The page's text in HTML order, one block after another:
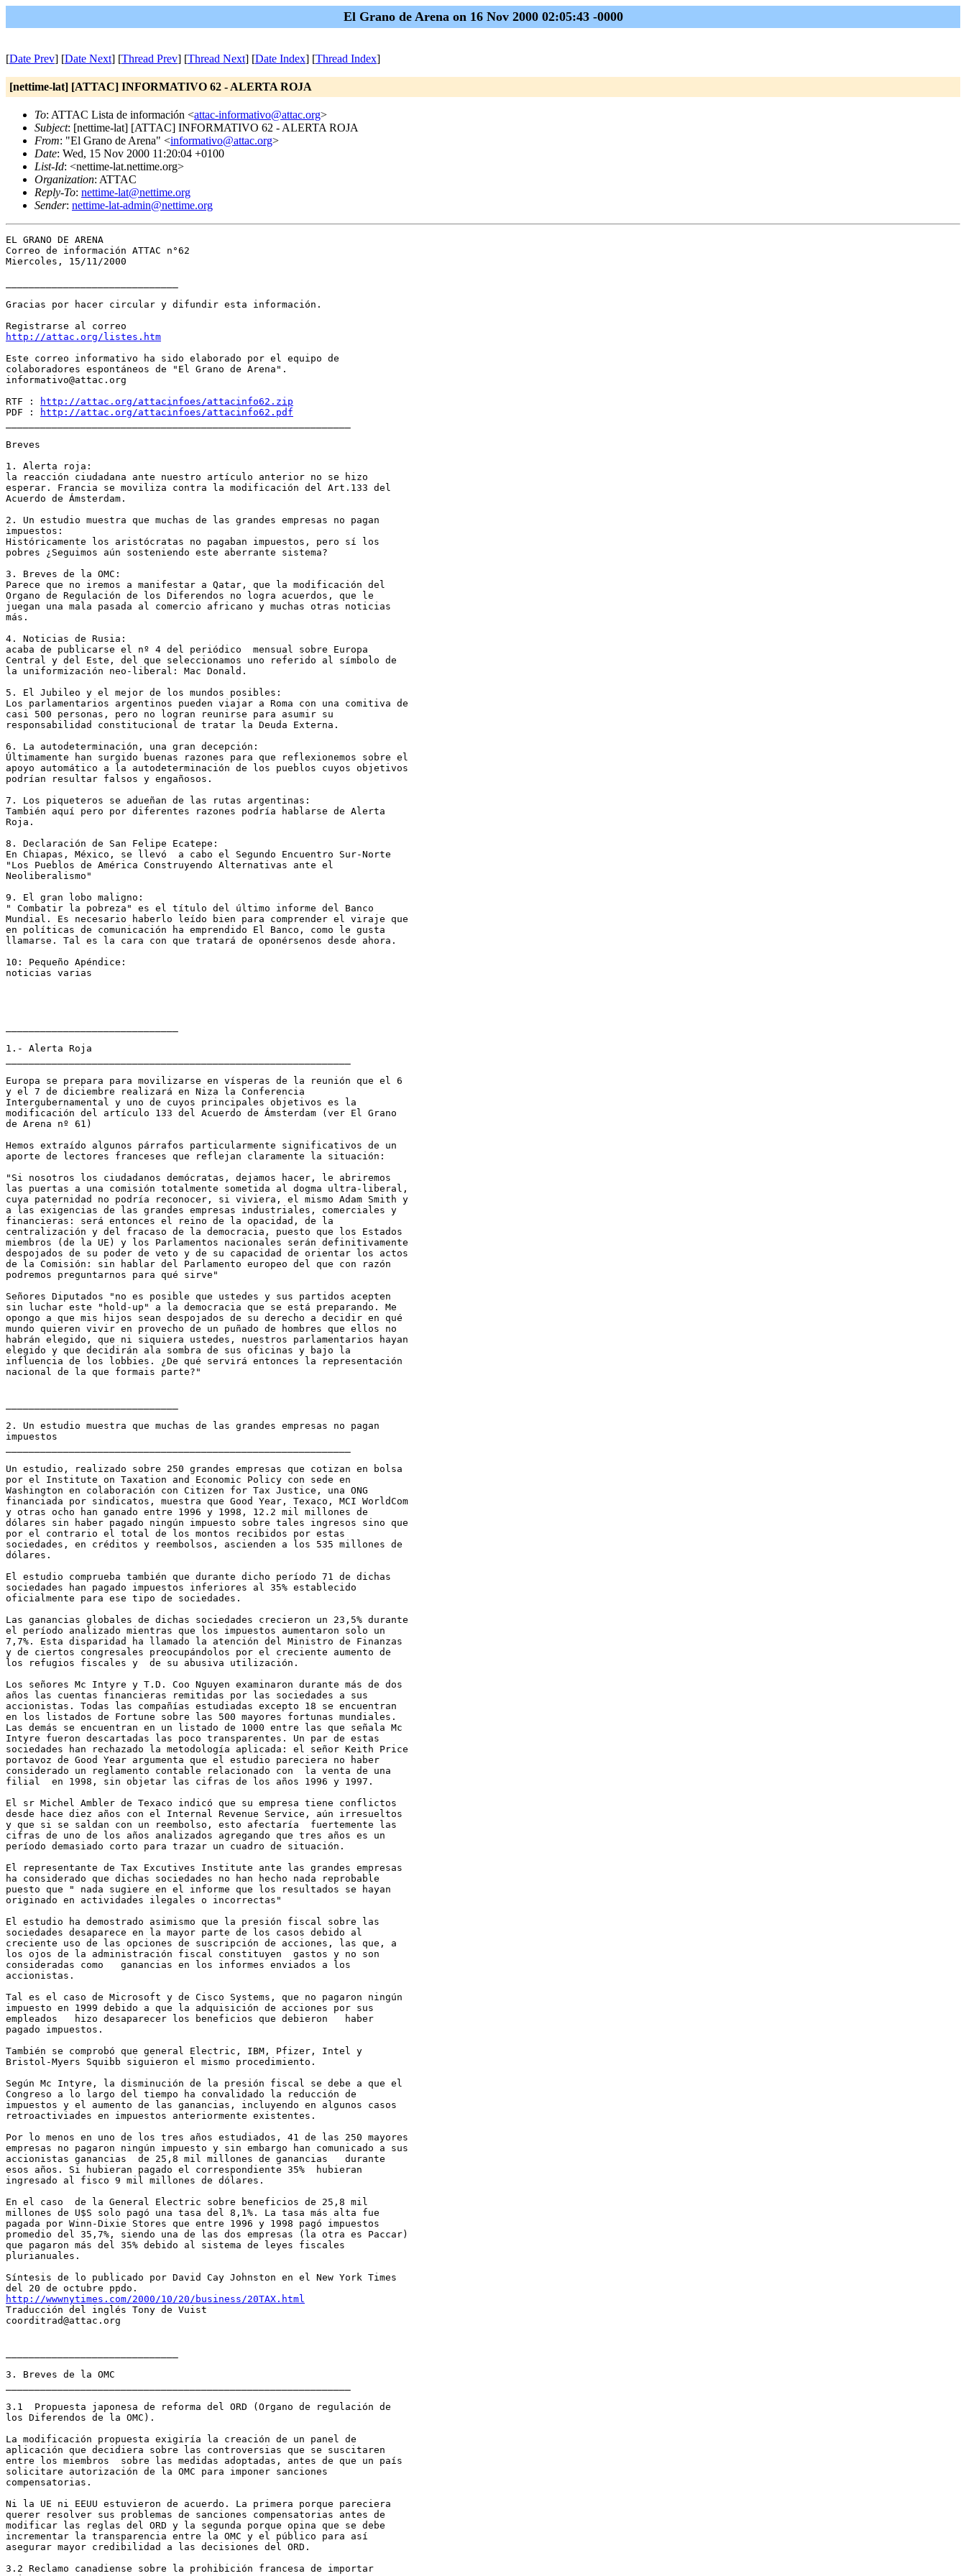
El Grano de Arena on 16 Nov 2000 02:05:43 -0000
[Date Prev] [Date Next] [Thread Prev] [Thread Next] [Date Index] [Thread Index]
[nettime-lat] [ATTAC] INFORMATIVO 62 - ALERTA ROJA
To: ATTAC Lista de información <attac-informativo@attac.org>
Subject: [nettime-lat] [ATTAC] INFORMATIVO 62 - ALERTA ROJA
From: "El Grano de Arena" <informativo@attac.org>
Date: Wed, 15 Nov 2000 11:20:04 +0100
List-Id: <nettime-lat.nettime.org>
Organization: ATTAC
Reply-To: nettime-lat@nettime.org
Sender: nettime-lat-admin@nettime.org
EL GRANO DE ARENA
Correo de información ATTAC n°62
Miercoles, 15/11/2000
Gracias por hacer circular y difundir esta información.
http://attac.org/listes.htm
Este correo informativo ha sido elaborado por el equipo de
colaboradores espontáneos de "El Grano de Arena".
informativo@attac.org
RTF :
http://attac.org/attacinfoes/attacinfo62.zip
PDF :
http://attac.org/attacinfoes/attacinfo62.pdf
Breves
1. Alerta roja:
la reacción ciudadana ante nuestro artículo anterior no se hizo
esperar. Francia se moviliza contra la modificación del Art.133 del
Acuerdo de Ámsterdam.
2. Un estudio muestra que muchas de las grandes empresas no pagan
impuestos:
Históricamente los aristócratas no pagaban impuestos, pero sí los
pobres ¿Seguimos aún sosteniendo este aberrante sistema?
3. Breves de la OMC:
Parece que no iremos a manifestar a Qatar, que la modificación del
Organo de Regulación de los Diferendos no logra acuerdos, que le
juegan una mala pasada al comercio africano y muchas otras noticias
más.
4. Noticias de Rusia:
acaba de publicarse el nº 4 del periódico  mensual sobre Europa
Central y del Este, del que seleccionamos uno referido al símbolo de
la uniformización neo-liberal: Mac Donald.
5. El Jubileo y el mejor de los mundos posibles:
Los parlamentarios argentinos pueden viajar a Roma con una comitiva de
casi 500 personas, pero no logran reunirse para asumir su
responsabilidad constitucional de tratar la Deuda Externa.
6. La autodeterminación, una gran decepción:
Últimamente han surgido buenas razones para que reflexionemos sobre el
apoyo automático a la autodeterminación de los pueblos cuyos objetivos
podrían resultar falsos y engañosos.
7. Los piqueteros se adueñan de las rutas argentinas:
También aquí pero por diferentes razones podría hablarse de Alerta
Roja.
8. Declaración de San Felipe Ecatepe:
En Chiapas, México, se llevó  a cabo el Segundo Encuentro Sur-Norte
"Los Pueblos de América Construyendo Alternativas ante el
Neoliberalismo"
9. El gran lobo maligno:
" Combatir la pobreza" es el título del último informe del Banco
Mundial. Es necesario haberlo leído bien para comprender el viraje que
en políticas de comunicación ha emprendido El Banco, como le gusta
llamarse. Tal es la cara con que tratará de oponérsenos desde ahora.
10: Pequeño Apéndice:
noticias varias
1.- Alerta Roja
Europa se prepara para movilizarse en vísperas de la reunión que el 6
y el 7 de diciembre realizará en Niza la Conferencia
Intergubernamental y uno de cuyos principales objetivos es la
modificación del artículo 133 del Acuerdo de Ámsterdam (ver El Grano
de Arena nº 61)
Hemos extraído algunos párrafos particularmente significativos de un
aporte de lectores franceses que reflejan claramente la situación:
"Si nosotros los ciudadanos demócratas, dejamos hacer, le abriremos
las puertas a una comisión totalmente sometida al dogma ultra-liberal,
cuya paternidad no podría reconocer, si viviera, el mismo Adam Smith y
a las exigencias de las grandes empresas industriales, comerciales y
financieras: será entonces el reino de la opacidad, de la
centralización y del fracaso de la democracia, puesto que los Estados
miembros (de la UE) y los Parlamentos nacionales serán definitivamente
despojados de su poder de veto y de su capacidad de orientar los actos
de la Comisión: sin hablar del Parlamento europeo del que con razón
podremos preguntarnos para qué sirve"
Señores Diputados "no es posible que ustedes y sus partidos acepten
sin luchar este "hold-up" a la democracia que se está preparando. Me
opongo a que mis hijos sean despojados de su derecho a decidir en qué
mundo quieren vivir en provecho de un puñado de hombres que ellos no
habrán elegido, que ni siquiera ustedes, nuestros parlamentarios hayan
elegido y que decidirán ala sombra de sus oficinas y bajo la
influencia de los lobbies. ¿De qué servirá entonces la representación
nacional de la que formais parte?"
2. Un estudio muestra que muchas de las grandes empresas no pagan
impuestos
Un estudio, realizado sobre 250 grandes empresas que cotizan en bolsa
por el Institute on Taxation and Economic Policy con sede en
Washington en colaboración con Citizen for Tax Justice, una ONG
financiada por sindicatos, muestra que Good Year, Texaco, MCI WorldCom
y otras ocho han ganado entre 1996 y 1998, 12.2 mil millones de
dólares sin haber pagado ningún impuesto sobre tales ingresos sino que
por el contrario el total de los montos recibidos por estas
sociedades, en créditos y reembolsos, ascienden a los 535 millones de
dólares.
El estudio comprueba también que durante dicho período 71 de dichas
sociedades han pagado impuestos inferiores al 35% establecido
oficialmente para ese tipo de sociedades.
Las ganancias globales de dichas sociedades crecieron un 23,5% durante
el período analizado mientras que los impuestos aumentaron solo un
7,7%. Esta disparidad ha llamado la atención del Ministro de Finanzas
y de ciertos congresales preocupándolos por el creciente aumento de
los refugios fiscales y  de su abusiva utilización.
Los señores Mc Intyre y T.D. Coo Nguyen examinaron durante más de dos
años las cuentas financieras remitidas por las sociedades a sus
accionistas. Todas las compañías estudiadas excepto 18 se encuentran
en los listados de Fortune sobre las 500 mayores fortunas mundiales.
Las demás se encuentran en un listado de 1000 entre las que señala Mc
Intyre fueron descartadas las poco transparentes. Un par de estas
sociedades han rechazado la metodología aplicada: el señor Keith Price
portavoz de Good Year argumenta que el estudio pareciera no haber
considerado un reglamento contable relacionado con  la venta de una
filial  en 1998, sin objetar las cifras de los años 1996 y 1997.
El sr Michel Ambler de Texaco indicó que su empresa tiene conflictos
desde hace diez años con el Internal Revenue Service, aún irresueltos
y que si se saldan con un reembolso, esto afectaría  fuertemente las
cifras de uno de los años analizados agregando que tres años es un
período demasiado corto para trazar un cuadro de situación.
El representante de Tax Excutives Institute ante las grandes empresas
ha considerado que dichas sociedades no han hecho nada reprobable
puesto que " nada sugiere en el informe que los resultados se hayan
originado en actividades ilegales o incorrectas"
El estudio ha demostrado asimismo que la presión fiscal sobre las
sociedades desaparece en la mayor parte de los casos debido al
creciente uso de las opciones de suscripción de acciones, las que, a
los ojos de la administración fiscal constituyen  gastos y no son
consideradas como   ganancias en los informes enviados a los
accionistas.
Tal es el caso de Microsoft y de Cisco Systems, que no pagaron ningún
impuesto en 1999 debido a que la adquisición de acciones por sus
empleados   hizo desaparecer los beneficios que debieron   haber
pagado impuestos.
También se comprobó que general Electric, IBM, Pfizer, Intel y
Bristol-Myers Squibb siguieron el mismo procedimiento.
Según Mc Intyre, la disminución de la presión fiscal se debe a que el
Congreso a lo largo del tiempo ha convalidado la reducción de
impuestos y el aumento de las ganancias, incluyendo en algunos casos
retroactiviades en impuestos anteriormente existentes.
Por lo menos en uno de los tres años estudiados, 41 de las 250 mayores
empresas no pagaron ningún impuesto y sin embargo han comunicado a sus
accionistas ganancias  de 25,8 mil millones de ganancias   durante
esos años. Si hubieran pagado el correspondiente 35%  hubieran
ingresado al fisco 9 mil millones de dólares.
En el caso  de la General Electric sobre beneficios de 25,8 mil
millones de U$S solo pagó una tasa del 8,1%. La tasa más alta fue
pagada por Winn-Dixie Stores que entre 1996 y 1998 pagó impuestos
promedio del 35,7%, siendo una de las dos empresas (la otra es Paccar)
que pagaron más del 35% debido al sistema de leyes fiscales
plurianuales.
Síntesis de lo publicado por David Cay Johnston en el New York Times
http://wwwnytimes.com/2000/10/20/business/20TAX.html